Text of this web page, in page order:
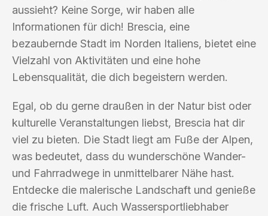
aussieht? Keine Sorge, wir haben alle
Informationen für dich! Brescia, eine
bezaubernde Stadt im Norden Italiens, bietet eine
Vielzahl von Aktivitäten und eine hohe
Lebensqualität, die dich begeistern werden.
Egal, ob du gerne draußen in der Natur bist oder
kulturelle Veranstaltungen liebst, Brescia hat dir
viel zu bieten. Die Stadt liegt am Fuße der Alpen,
was bedeutet, dass du wunderschöne Wander-
und Fahrradwege in unmittelbarer Nähe hast.
Entdecke die malerische Landschaft und genieße
die frische Luft. Auch Wassersportliebhaber